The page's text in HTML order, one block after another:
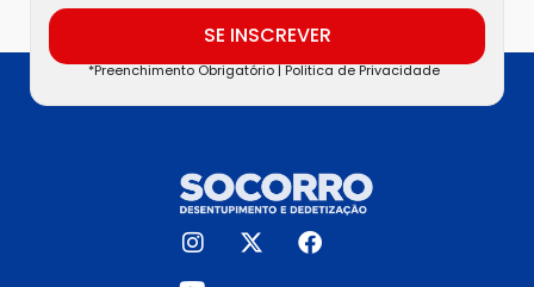
SE INSCREVER
*Preenchimento Obrigatório |Politica de Privacidade